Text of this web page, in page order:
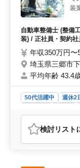
装
ア
あ
験
せ
自動車整備士 (整備
装) / 正社員・契約
年収350万円
埼玉県三郷市
平均年齢 43.4
50代活躍中 週休2
おすすめポイント
＜職場環境＞ こ
ている職場です。
と、年齢を重ね
業務の特徴＞ 鈑
検討リスト